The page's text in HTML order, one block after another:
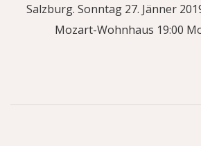
Salzburg. Sonntag 27. Jänner
Mozart-Wohnhaus 19:00